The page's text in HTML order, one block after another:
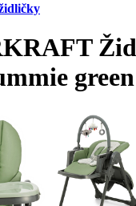
green